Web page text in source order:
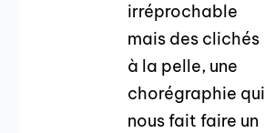
irréprochable
mais des clichés
à la pelle, une
chorégraphie qui
nous fait faire un